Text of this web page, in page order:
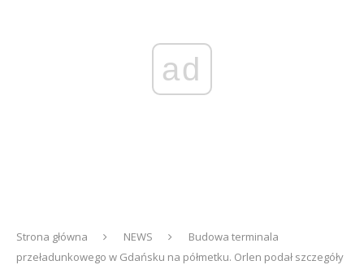
ad
Strona główna NEWS
Budowa terminala
przeładunkowego w Gdańsku na półmetku. Orlen podał szczegóły